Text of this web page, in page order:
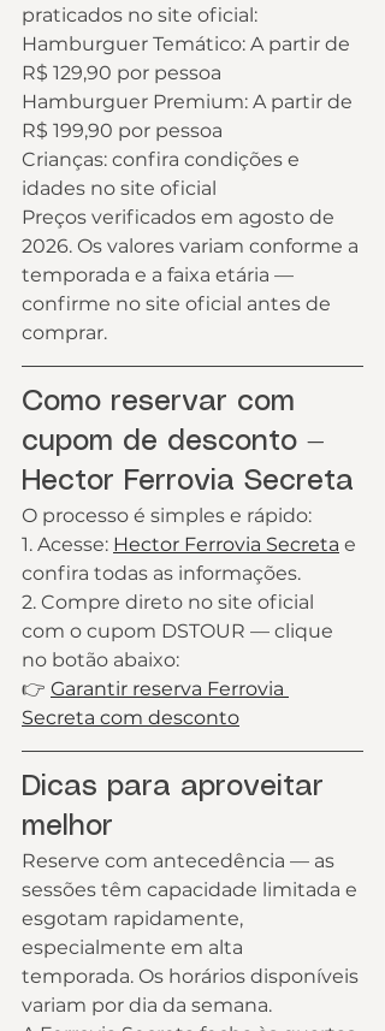
praticados no site oficial:
Hamburguer Temático: A partir de
R$ 129,90 por pessoa
Hamburguer Premium: A partir de
R$ 199,90 por pessoa
Crianças: confira condições e
idades no site oficial
Preços verificados em agosto de
2026. Os valores variam conforme a
temporada e a faixa etária —
confirme no site oficial antes de
comprar.
Como reservar com
cupom de desconto —
Hector Ferrovia Secreta
O processo é simples e rápido:
1. Acesse: Hector Ferrovia Secreta e
confira todas as informações.
2. Compre direto no site oficial
com o cupom DSTOUR — clique
no botão abaixo:
👉 Garantir reserva Ferrovia
Secreta com desconto
Dicas para aproveitar
melhor
Reserve com antecedência — as
sessões têm capacidade limitada e
esgotam rapidamente,
especialmente em alta
temporada. Os horários disponíveis
variam por dia da semana.